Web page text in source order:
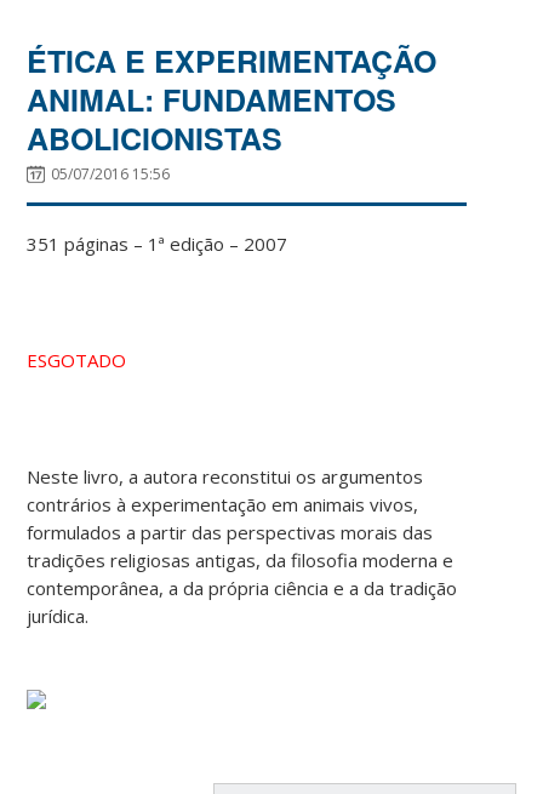
ÉTICA E EXPERIMENTAÇÃO
ANIMAL: FUNDAMENTOS
ABOLICIONISTAS
05/07/2016 15:56
351 páginas – 1ª edição – 2007
ESGOTADO
Neste livro, a autora reconstitui os argumentos
contrários à experimentação em animais vivos,
formulados a partir das perspectivas morais das
tradições religiosas antigas, da filosofia moderna e
contemporânea, a da própria ciência e a da tradição
jurídica.